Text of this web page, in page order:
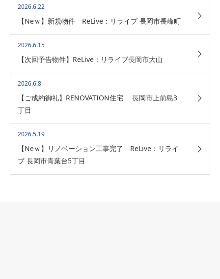
2026.6.22
【Neｗ】新規物件 ReLive：リライブ 長岡市長峰町
2026.6.15
【次回予告物件】ReLive：リライブ長岡市大山
2026.6.8
【ご成約御礼】RENOVATION住宅 長岡市上前島3
丁目
2026.5.19
【Neｗ】リノベーション工事完了 ReLive：リライ
ブ 長岡市青葉台5丁目